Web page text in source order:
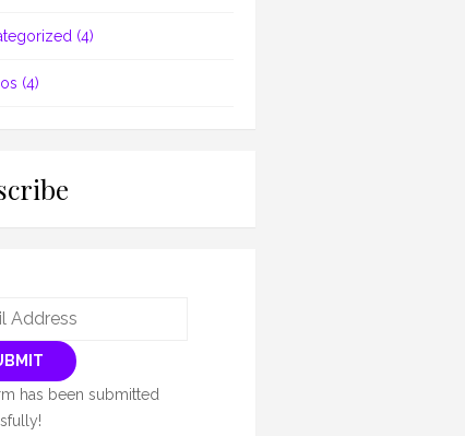
(4)
(4)
has been submitted